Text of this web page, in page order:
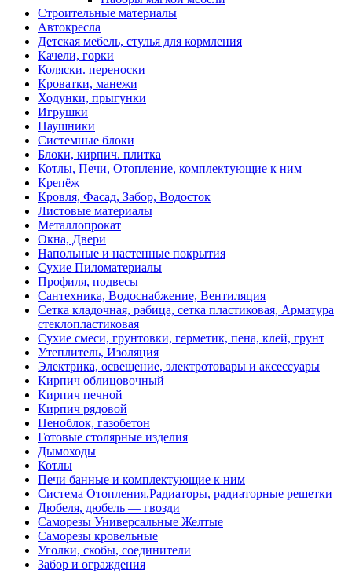
Строительные материалы
Автокресла
Детская мебель, стулья для кормления
Качели, горки
Коляски. переноски
Кроватки, манежи
Ходунки, прыгунки
Игрушки
Наушники
Системные блоки
Блоки, кирпич. плитка
Котлы, Печи, Отопление, комплектующие к ним
Крепёж
Кровля, Фасад, Забор, Водосток
Листовые материалы
Металлопрокат
Окна, Двери
Напольные и настенные покрытия
Сухие Пиломатериалы
Профиля, подвесы
Сантехника, Водоснабжение, Вентиляция
Сетка кладочная, рабица, сетка пластиковая, Арматура
стеклопластиковая
Сухие смеси, грунтовки, герметик, пена, клей, грунт
Утеплитель, Изоляция
Электрика, освещение, электротовары и аксессуары
Кирпич облицовочный
Кирпич печной
Кирпич рядовой
Пеноблок, газобетон
Готовые столярные изделия
Дымоходы
Котлы
Печи банные и комплектующие к ним
Система Отопления,Радиаторы, радиаторные решетки
Дюбеля, дюбель — гвозди
Саморезы Универсальные Желтые
Саморезы кровельные
Уголки, скобы, соединители
Забор и ограждения